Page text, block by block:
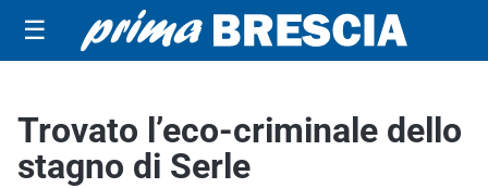
☰
Trovato l’eco-criminale dello
stagno di Serle